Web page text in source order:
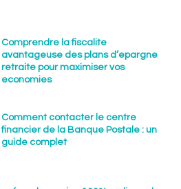
Comprendre la fiscalite
avantageuse des plans d’epargne
retraite pour maximiser vos
economies
Comment contacter le centre
financier de la Banque Postale : un
guide complet